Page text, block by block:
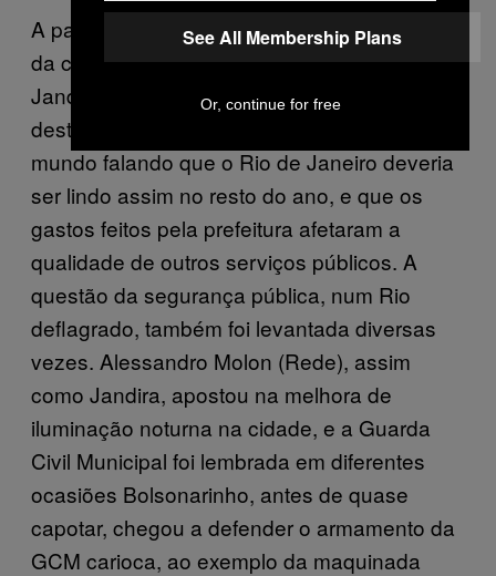
A paternidade dasOlimpíadase os méritos
da conquista também entraram na baila, com
Jandira lembrando das verbas federais
destinadas ao evento e, obviamente, todo
mundo falando que o Rio de Janeiro deveria
ser lindo assim no resto do ano, e que os
gastos feitos pela prefeitura afetaram a
qualidade de outros serviços públicos. A
questão da segurança pública, num Rio
deflagrado, também foi levantada diversas
vezes. Alessandro Molon (Rede), assim
como Jandira, apostou na melhora de
iluminação noturna na cidade, e a Guarda
Civil Municipal foi lembrada em diferentes
ocasiões Bolsonarinho, antes de quase
capotar, chegou a defender o armamento da
GCM carioca, ao exemplo da maquinada
See All Membership Plans
Or, continue for free